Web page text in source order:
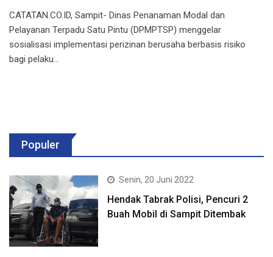
CATATAN.CO.ID, Sampit- Dinas Penanaman Modal dan
Pelayanan Terpadu Satu Pintu (DPMPTSP) menggelar
sosialisasi implementasi perizinan berusaha berbasis risiko
bagi pelaku…
Populer
Senin, 20 Juni 2022
Hendak Tabrak Polisi, Pencuri 2
Buah Mobil di Sampit Ditembak